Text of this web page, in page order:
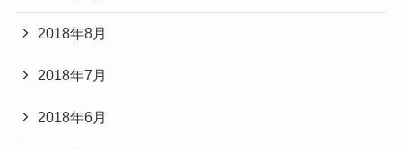
2018年8月
2018年7月
2018年6月